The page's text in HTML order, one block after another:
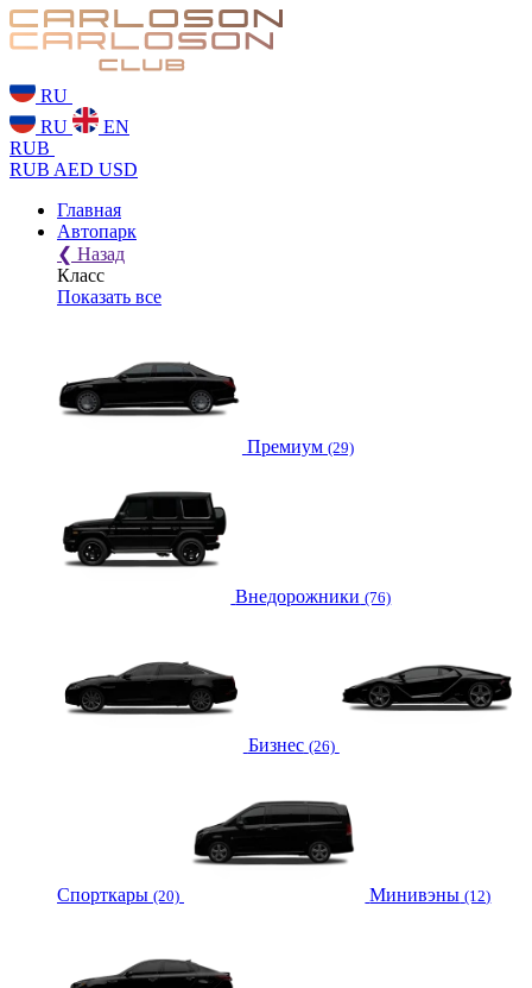
RU
RU
EN
RUB
RUB AED USD
Главная
Автопарк
❮ Назад
Класс
Показать все
Премиум (29)
Внедорожники (76)
Бизнес (26)
Спорткары (20) Минивэны (12)